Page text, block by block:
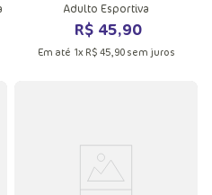
Adulto Esportiva
R$ 45,90
Em até 1x R$ 45,90sem juros